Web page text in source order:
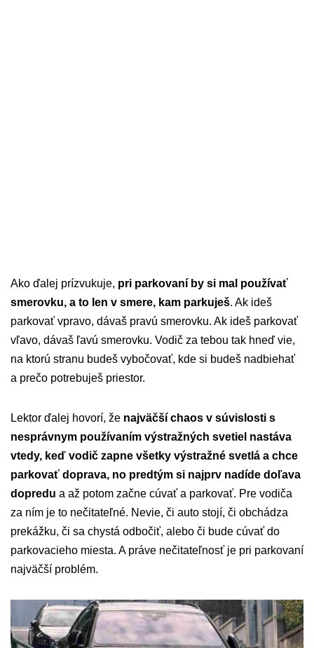
Ako ďalej prízvukuje, pri parkovaní by si mal používať
smerovku, a to len v smere, kam parkuješ. Ak ideš
parkovať vpravo, dávaš pravú smerovku. Ak ideš parkovať
vľavo, dávaš ľavú smerovku. Vodič za tebou tak hneď vie,
na ktorú stranu budeš vybočovať, kde si budeš nadbiehať
a prečo potrebuješ priestor.
Lektor ďalej hovorí, že najväčší chaos v súvislosti s
nesprávnym používaním výstražných svetiel nastáva
vtedy, keď vodič zapne všetky výstražné svetlá a chce
parkovať doprava, no predtým si najprv nadíde doľava
dopredu a až potom začne cúvať a parkovať. Pre vodiča
za ním je to nečitateľné. Nevie, či auto stojí, či obchádza
prekážku, či sa chystá odbočiť, alebo či bude cúvať do
parkovacieho miesta. A práve nečitateľnosť je pri parkovaní
najväčší problém.